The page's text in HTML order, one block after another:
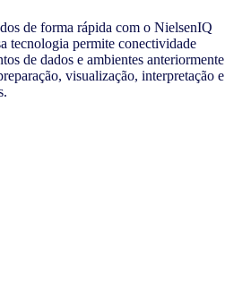
de forma rápida com o NielsenIQ
tecnologia permite conectividade
de dados e ambientes anteriormente
visualização, interpretação e